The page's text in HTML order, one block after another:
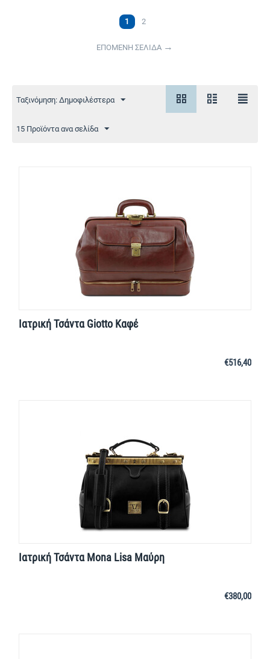
1 2
ΕΠΟΜΕΝΗ ΣΕΛΙΔΑ
Ταξινόμηση: Δημοφιλέστερα
15 Προϊόντα ανα σελίδα
Ιατρική Τσάντα Giotto Καφέ
€516,40
Ιατρική Τσάντα Mona Lisa Μαύρη
€380,00